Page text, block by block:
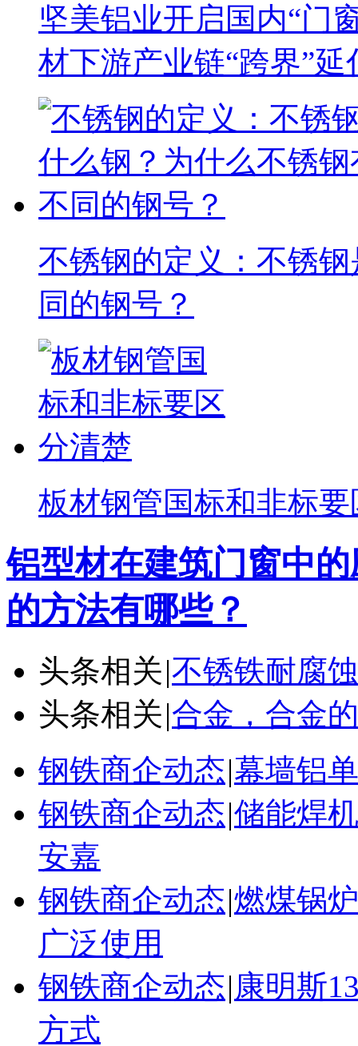
坚美铝业开启国内“门
材下游产业链“跨界”延
不锈钢的定义：不锈
同的钢号？
板材钢管国标和非标
铝型材在建筑门窗中
的方法有哪些？
头条相关|不锈铁耐腐
头条相关|合金，合金
钢铁商企动态|幕墙铝
钢铁商企动态|储能焊
安嘉
钢铁商企动态|燃煤锅
广泛使用
钢铁商企动态|康明斯
方式